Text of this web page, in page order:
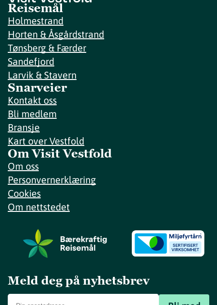
Reisemål
Holmestrand
Horten & Åsgårdstrand
Tønsberg & Færder
Sandefjord
Larvik & Stavern
Snarveier
Kontakt oss
Bli medlem
Bransje
Kart over Vestfold
Om Visit Vestfold
Om oss
Personvernerklæring
Cookies
Om nettstedet
Meld deg på nyhetsbrev